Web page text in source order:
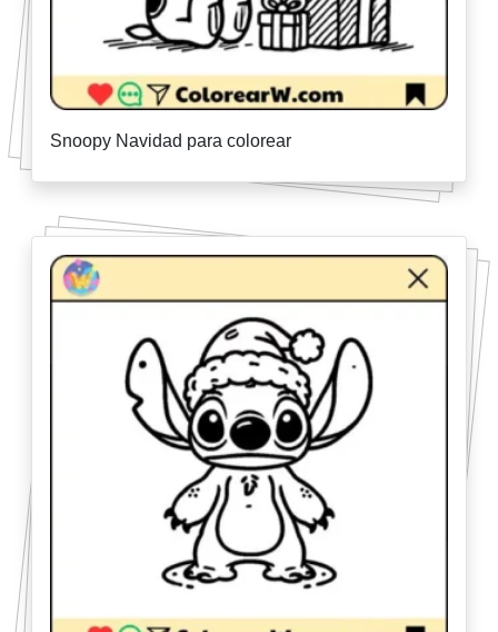
Snoopy Navidad para colorear